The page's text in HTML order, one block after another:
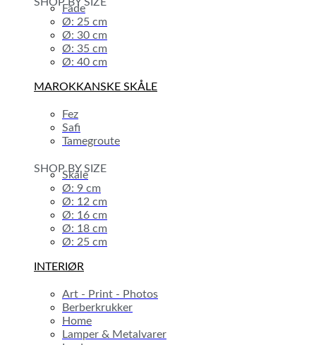
Fade
Ø: 25 cm
Ø: 30 cm
Ø: 35 cm
Ø: 40 cm
MAROKKANSKE SKÅLE
Fez
Safi
Tamegroute
SHOP BY SIZE
Skåle
Ø: 9 cm
Ø: 12 cm
Ø: 16 cm
Ø: 18 cm
Ø: 25 cm
INTERIØR
Art - Print - Photos
Berberkrukker
Home
Lamper & Metalvarer